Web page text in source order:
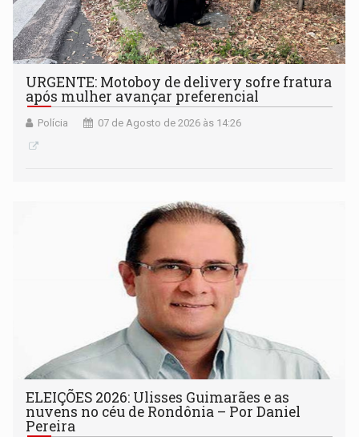
URGENTE: Motoboy de delivery sofre fratura
após mulher avançar preferencial
Polícia 07 de Agosto de 2026 às 14:26
ELEIÇÕES 2026: Ulisses Guimarães e as
nuvens no céu de Rondônia – Por Daniel
Pereira